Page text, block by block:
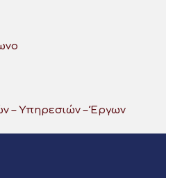
– Υπηρεσιών – Έργων